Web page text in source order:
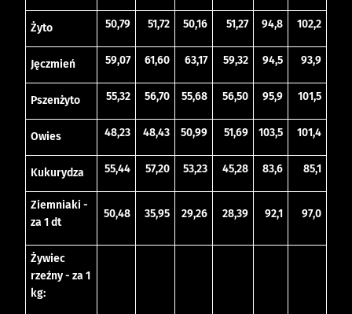
Żyto 50,79 51,72 50,16 51,27 94,8 102,2
Jęczmień 59,07 61,60 63,17 59,32 94,5 93,9
Pszenżyto 55,32 56,70 55,68 56,50 95,9 101,5
Owies 48,23 48,43 50,99 51,69 103,5 101,4
Kukurydza 55,44 57,20 53,23 45,28 83,6 85,1
Ziemniaki -
za 1 dt
50,48 35,95 29,26 28,39 92,1 97,0
Żywiec
rzeźny - za 1
kg: